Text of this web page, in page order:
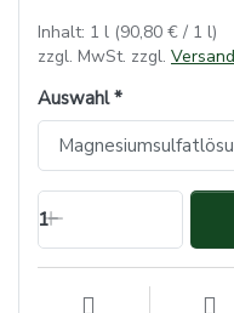
Inhalt: 1 l (90,80 € / 1 l)
zzgl. MwSt. zzgl.
Auswahl
1